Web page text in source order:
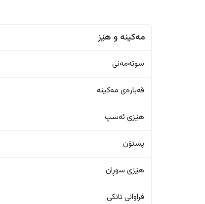
مەکینە و هێز
سوتەمەنی
قەبارەی مەکینە
هێزی ئەسپ
پستۆن
هێزی سوڕان
فراوانی تانکی